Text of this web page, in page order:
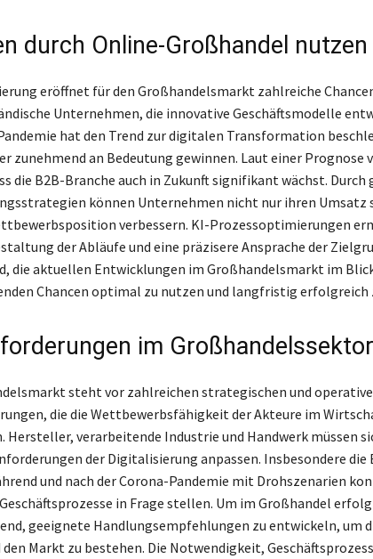
durch Online-Großhandel nutzen
eröffnet für den Großhandelsmarkt zahlreiche
Unternehmen, die innovative Geschäftsmodelle
hat den Trend zur digitalen Transformation
zunehmend an Bedeutung gewinnen. Laut einer Prognose
die B2B-Branche auch in Zukunft signifikant wächst. Durch
können Unternehmen nicht nur ihren Umsatz
verbessern. KI-Prozessoptimierungen
der Abläufe und eine präzisere Ansprache der
die aktuellen Entwicklungen im Großhandelsmarkt im
Chancen optimal zu nutzen und langfristig erfolgreich
im Großhandelssektor
steht vor zahlreichen strategischen und
die die Wettbewerbsfähigkeit der Akteure im
Hersteller, verarbeitende Industrie und Handwerk müssen
der Digitalisierung anpassen. Insbesondere die
und nach der Corona-Pandemie mit Drohszenarien
in Frage stellen. Um im Großhandel
geeignete Handlungsempfehlungen zu entwickeln, um
Markt zu bestehen. Die Notwendigkeit,